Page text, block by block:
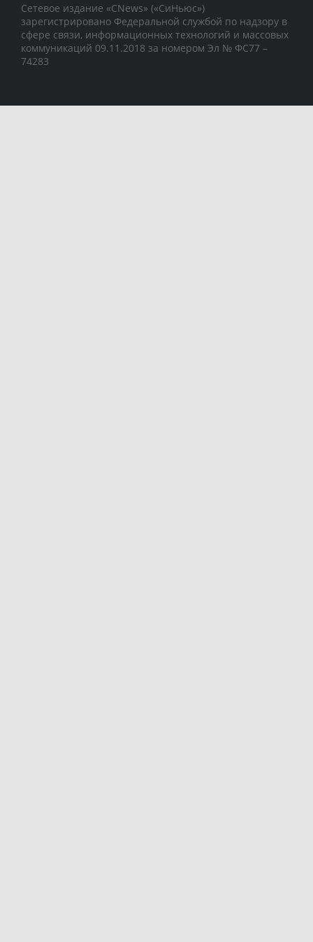
Сетевое издание «CNews» («СиНьюс»)
зарегистрировано Федеральной службой по надзору в
сфере связи, информационных технологий и массовых
коммуникаций 09.11.2018 за номером Эл № ФС77 –
74283